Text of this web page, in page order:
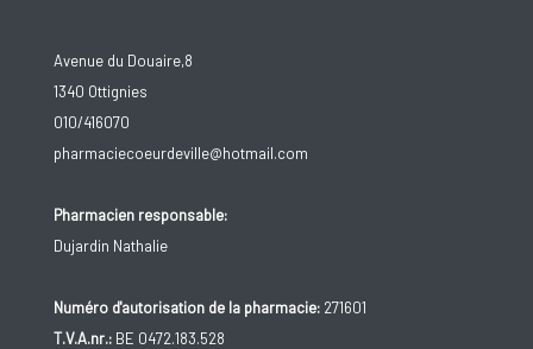
Avenue du Douaire,8
1340 Ottignies
010/416070
pharmaciecoeurdeville@hotmail.com
Pharmacien responsable:
Dujardin Nathalie
Numéro d'autorisation de la pharmacie:271601
T.V.A.nr.:BE 0472.183.528